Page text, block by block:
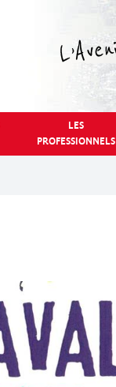
LES
PROFESSIONNELS